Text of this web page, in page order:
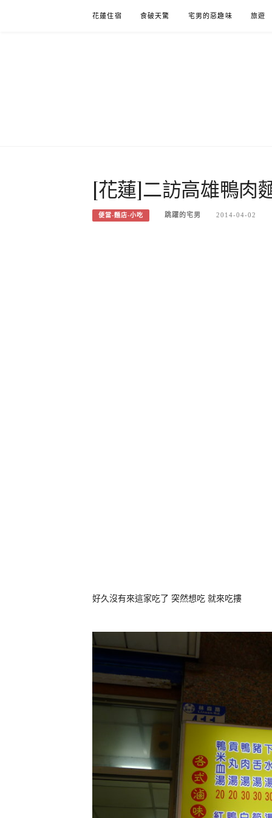
花蓮住宿 食破天驚 宅男的惡趣味 旅遊
[花蓮]二訪高雄鴨肉
便當-麵店-小吃 跳躍的宅男 2014-04-02
好久沒有來這家吃了 突然想吃 就來吃摟